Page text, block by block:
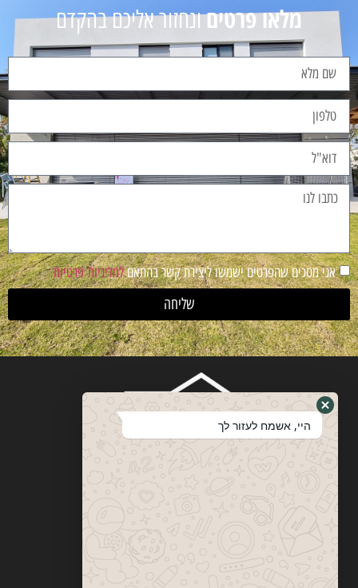
מלאו פרטיםונחזור אליכם בהקדם
אני מסכים שהפרטים ישמשו ליצירת קשר בהתאםלמדיניות פרטיות
שליחה
היי, אשמח לעזור לך